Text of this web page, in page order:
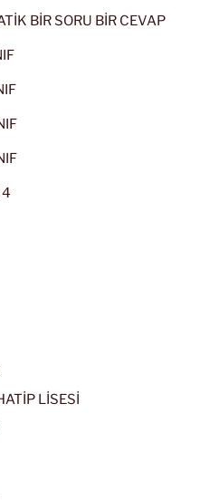
BİR SORU BİR CEVAP
4
LİSESİ